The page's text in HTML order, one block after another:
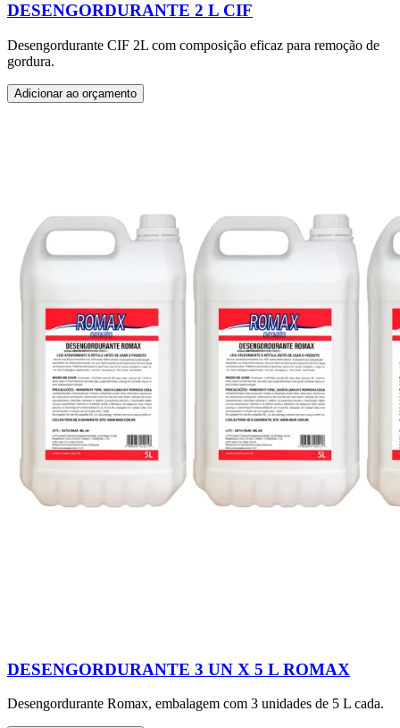
DESENGORDURANTE 2 L CIF
Desengordurante CIF 2L com composição eficaz para remoção de
gordura.
Adicionar ao orçamento
DESENGORDURANTE 3 UN X 5 L ROMAX
Desengordurante Romax, embalagem com 3 unidades de 5 L cada.